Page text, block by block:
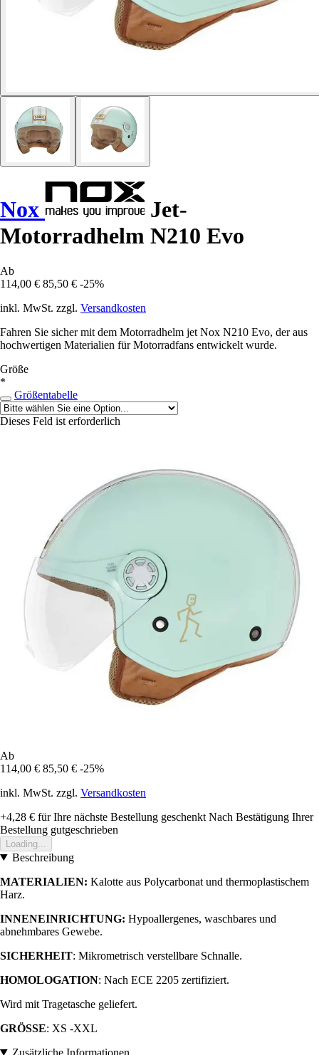
Nox
Jet-
Motorradhelm N210 Evo
Ab
114,00 € 85,50 € -25%
inkl. MwSt. zzgl. Versandkosten
Fahren Sie sicher mit dem Motorradhelm jet Nox N210 Evo, der aus
hochwertigen Materialien für Motorradfans entwickelt wurde.
Größe
*
Größentabelle
Dieses Feld ist erforderlich
Ab
114,00 € 85,50 € -25%
inkl. MwSt. zzgl. Versandkosten
+4,28 € für Ihre nächste Bestellung geschenkt Nach Bestätigung Ihrer
Bestellung gutgeschrieben
Loading...
Beschreibung
MATERIALIEN: Kalotte aus Polycarbonat und thermoplastischem
Harz.
INNENEINRICHTUNG: Hypoallergenes, waschbares und
abnehmbares Gewebe.
SICHERHEIT: Mikrometrisch verstellbare Schnalle.
HOMOLOGATION: Nach ECE 2205 zertifiziert.
Wird mit Tragetasche geliefert.
GRÖSSE: XS -XXL
Zusätzliche Informationen